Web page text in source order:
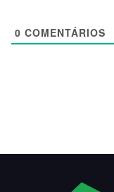
0 COMENTÁRIOS